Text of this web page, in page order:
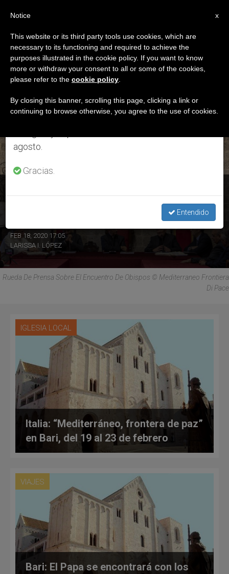
ETIQUETA
Posts Tagged ‘bari’
ÚLTIMAS NOTICIAS
FEB 18, 2020 17:05
LARISSA I. LÓPEZ
Rueda De Prensa Sobre El Encuentro De Obispos © Mediterraneo Frontiera
Di Pace
IGLESIA LOCAL
Italia: “Mediterráneo, frontera de paz”
en Bari, del 19 al 23 de febrero
VIAJES
Bari: El Papa se encontrará con los
×
Aviso importante
Del 27 de julio al 7 de agosto haremos la pausa
anual, aprovechando que en el periodo de verano
se generan menos informaciones y también el
agosto.
Gracias.
Entendido
x
Notice
This website or its third party tools use cookies, which are
necessary to its functioning and required to achieve the
purposes illustrated in the cookie policy. If you want to know
more or withdraw your consent to all or some of the cookies,
please refer to the cookie policy
By closing this banner, scrolling this page, clicking a link or
continuing to browse otherwise, you agree to the use of cookies.